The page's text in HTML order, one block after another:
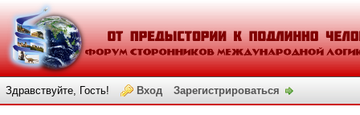
Здравствуйте, Гость! Вход Зарегистрироваться